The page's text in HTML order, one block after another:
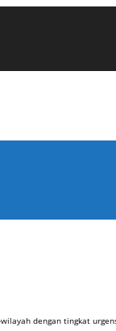
dengan tingkat